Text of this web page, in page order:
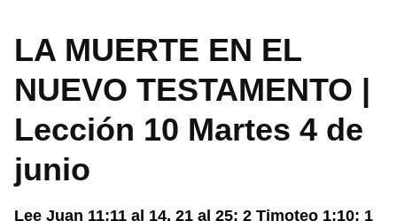
LA MUERTE EN EL
NUEVO TESTAMENTO |
Lección 10 Martes 4 de
junio
Lee Juan 11:11 al 14, 21 al 25; 2 Timoteo 1:10; 1